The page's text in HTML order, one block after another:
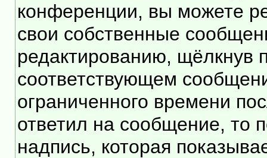
конференции, вы можете
свои собственные
редактированию, щёлкнув
соответствующем
ограниченного времени
ответил на сообщение, то
надпись, которая